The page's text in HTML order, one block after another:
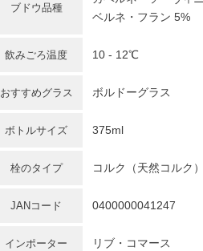
ブドウ品種
ベルネ・フラン 5%
飲みごろ温度 10 - 12℃
おすすめグラス ボルドーグラス
ボトルサイズ 375ml
栓のタイプ コルク（天然コルク）
JANコード 0400000041247
インポーター リブ・コマース